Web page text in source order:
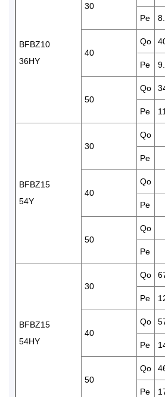
BFBZ10
36HY
30
Pe
40
Qo
Pe
50
Qo
Pe
BFBZ15
54Y
30
Qo
Pe
40
Qo
Pe
50
Qo
Pe
BFBZ15
54HY
30
Qo
Pe
40
Qo
Pe
50
Qo
Pe